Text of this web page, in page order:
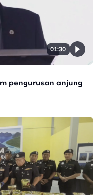
01:30
pengurusan anjung